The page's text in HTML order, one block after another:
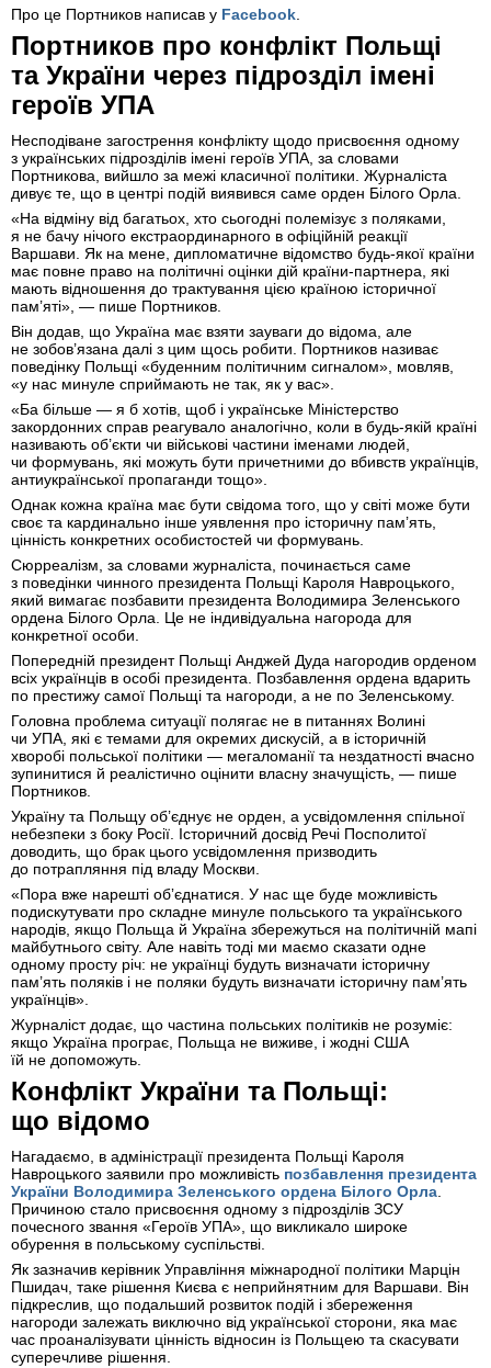
Про це Портников написав у Facebook.
Портников про конфлікт Польщі
та України через підрозділ імені
героїв УПА
Несподіване загострення конфлікту щодо присвоєння одному
з українських підрозділів імені героїв УПА, за словами
Портникова, вийшло за межі класичної політики. Журналіста
дивує те, що в центрі подій виявився саме орден Білого Орла.
«На відміну від багатьох, хто сьогодні полемізує з поляками,
я не бачу нічого екстраординарного в офіційній реакції
Варшави. Як на мене, дипломатичне відомство будь-якої країни
має повне право на політичні оцінки дій країни-партнера, які
мають відношення до трактування цією країною історичної
пам’яті», — пише Портников.
Він додав, що Україна має взяти зауваги до відома, але
не зобов’язана далі з цим щось робити. Портников називає
поведінку Польщі «буденним політичним сигналом», мовляв,
«у нас минуле сприймають не так, як у вас».
«Ба більше — я б хотів, щоб і українське Міністерство
закордонних справ реагувало аналогічно, коли в будь-якій країні
називають об’єкти чи військові частини іменами людей,
чи формувань, які можуть бути причетними до вбивств українців,
антиукраїнської пропаганди тощо».
Однак кожна країна має бути свідома того, що у світі може бути
своє та кардинально інше уявлення про історичну пам’ять,
цінність конкретних особистостей чи формувань.
Сюрреалізм, за словами журналіста, починається саме
з поведінки чинного президента Польщі Кароля Навроцького,
який вимагає позбавити президента Володимира Зеленського
ордена Білого Орла. Це не індивідуальна нагорода для
конкретної особи.
Попередній президент Польщі Анджей Дуда нагородив орденом
всіх українців в особі президента. Позбавлення ордена вдарить
по престижу самої Польщі та нагороди, а не по Зеленському.
Головна проблема ситуації полягає не в питаннях Волині
чи УПА, які є темами для окремих дискусій, а в історичній
хворобі польської політики — мегаломанії та нездатності вчасно
зупинитися й реалістично оцінити власну значущість, — пише
Портников.
Україну та Польщу об’єднує не орден, а усвідомлення спільної
небезпеки з боку Росії. Історичний досвід Речі Посполитої
доводить, що брак цього усвідомлення призводить
до потрапляння під владу Москви.
«Пора вже нарешті обʼєднатися. У нас ще буде можливість
подискутувати про складне минуле польського та українського
народів, якщо Польща й Україна збережуться на політичній мапі
майбутнього світу. Але навіть тоді ми маємо сказати одне
одному просту річ: не українці будуть визначати історичну
пам’ять поляків і не поляки будуть визначати історичну пам’ять
українців».
Журналіст додає, що частина польських політиків не розуміє:
якщо Україна програє, Польща не виживе, і жодні США
їй не допоможуть.
Конфлікт України та Польщі:
що відомо
Нагадаємо, в адміністрації президента Польщі Кароля
Навроцького заявили про можливість позбавлення президента
України Володимира Зеленського ордена Білого Орла.
Причиною стало присвоєння одному з підрозділів ЗСУ
почесного звання «Героїв УПА», що викликало широке
обурення в польському суспільстві.
Як зазначив керівник Управління міжнародної політики Марцін
Пшидач, таке рішення Києва є неприйнятним для Варшави. Він
підкреслив, що подальший розвиток подій і збереження
нагороди залежать виключно від української сторони, яка має
час проаналізувати цінність відносин із Польщею та скасувати
суперечливе рішення.